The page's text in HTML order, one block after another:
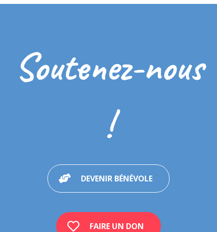
Soutenez-nous
!
DEVENIR BÉNÉVOLE
FAIRE UN DON